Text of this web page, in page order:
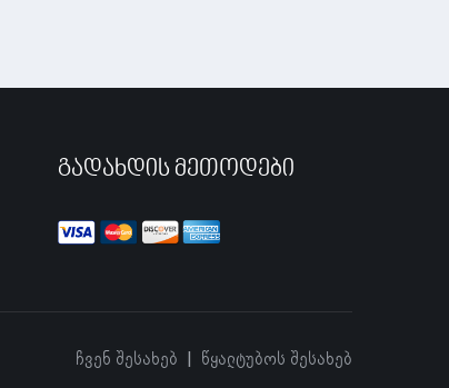
Გადახდის Მეთოდები
Ჩვენ Შესახებ | Წყალტუბოს Შესახებ